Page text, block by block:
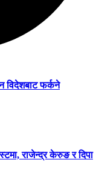
विदेशबाट फर्कने
राजेन्द्र केरुङ र दिपा